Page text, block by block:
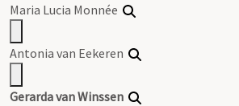
Maria Lucia Monnée
Antonia van Eekeren
Gerarda van Winssen